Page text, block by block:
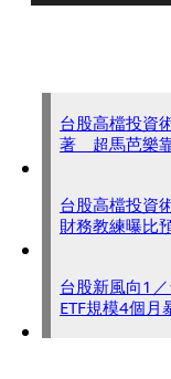
台股高檔投資
著 超馬芭樂
台股高檔投資
財務教練曝比
台股新風向1
ETF規模4個月